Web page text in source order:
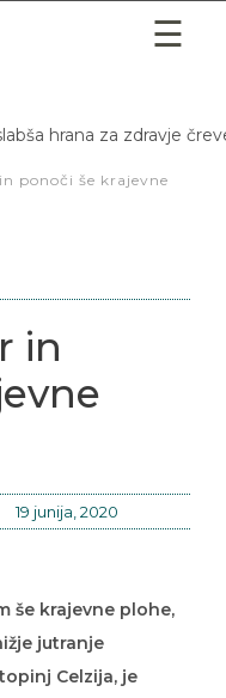
hrana za zdravje
ponoči še krajevne
in
19 junija, 2020
še krajevne plohe,
jutranje
Celzija, je